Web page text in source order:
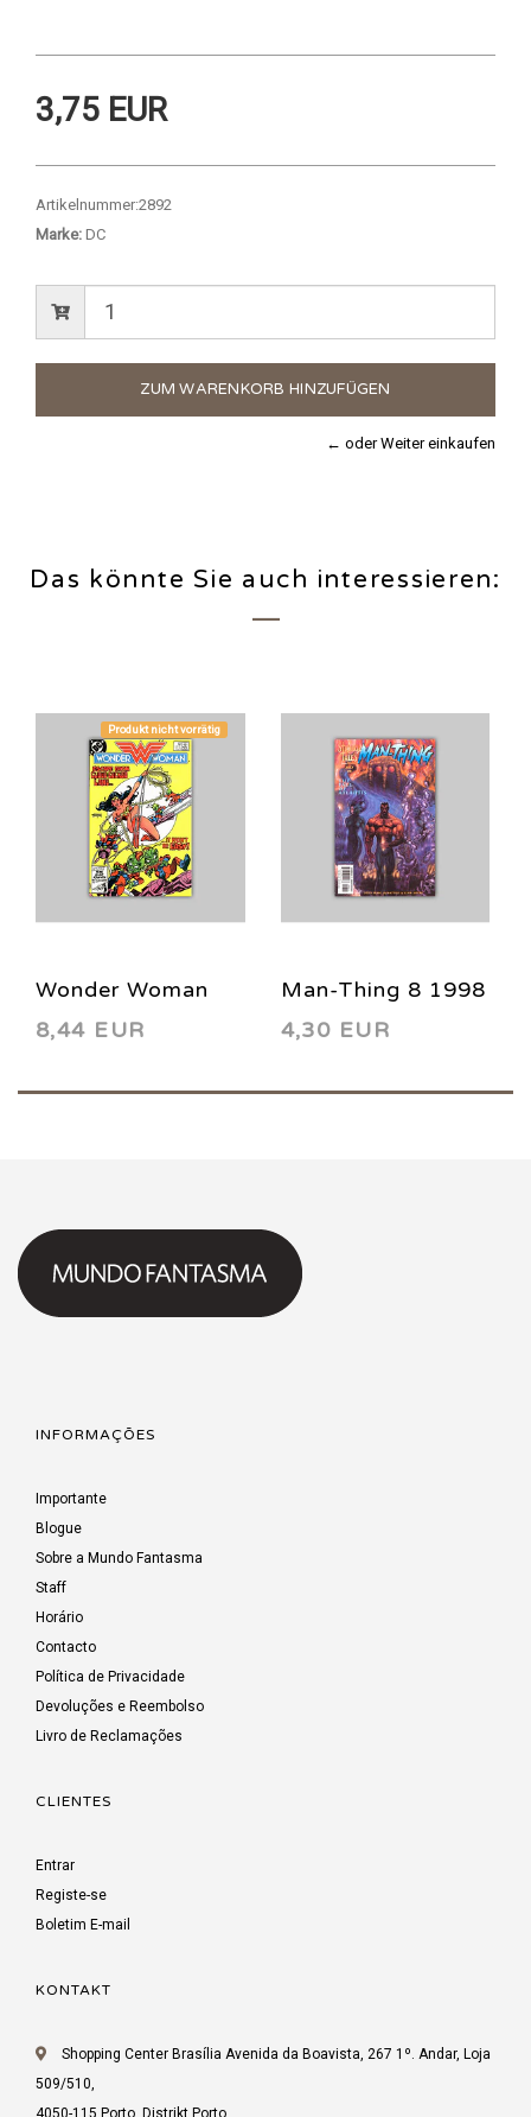
3,75 EUR
Artikelnummer:2892
Marke: DC
← oder Weiter einkaufen
Das könnte Sie auch interessieren:
Produkt nicht vorrätig
Wonder Woman
312 1984
8,44 EUR
Man-Thing 8 1998
4,30 EUR
INFORMAÇÕES
Importante
Blogue
Sobre a Mundo Fantasma
Staff
Horário
Contacto
Política de Privacidade
Devoluções e Reembolso
Livro de Reclamações
CLIENTES
Entrar
Registe-se
Boletim E-mail
KONTAKT
Shopping Center Brasília Avenida da Boavista, 267 1º. Andar, Loja
509/510,
4050-115 Porto, Distrikt Porto